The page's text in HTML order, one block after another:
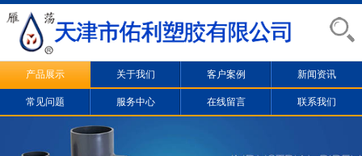
产品展示 关于我们 客户案例 新闻资讯
常见问题 服务中心 在线留言 联系我们